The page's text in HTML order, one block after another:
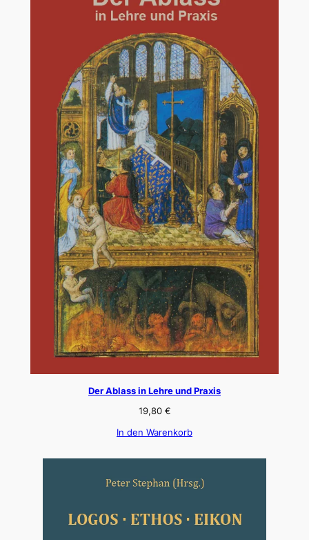
Der Ablass in Lehre und Praxis
19,80 €
In den Warenkorb